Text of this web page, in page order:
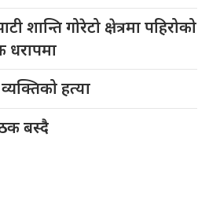
शान्ति गोरेटो क्षेत्रमा पहिरोको
हत्या
बस्दै